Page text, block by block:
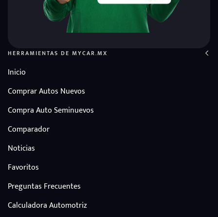
HERRAMIENTAS DE MYCAR.MX
Inicio
Comprar Autos Nuevos
Compra Auto Seminuevos
Comparador
Noticias
Favoritos
Preguntas Frecuentes
Calculadora Automotriz